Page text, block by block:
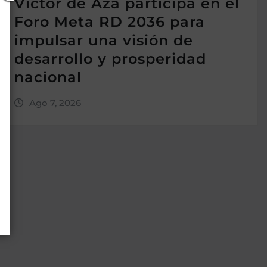
Víctor de Aza participa en el
Foro Meta RD 2036 para
impulsar una visión de
desarrollo y prosperidad
nacional
Ago 7, 2026